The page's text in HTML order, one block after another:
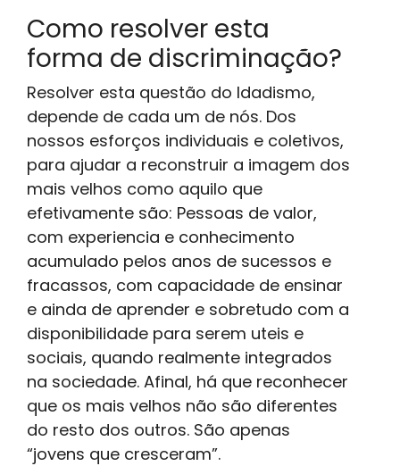
Como resolver esta
forma de discriminação?
Resolver esta questão do Idadismo,
depende de cada um de nós. Dos
nossos esforços individuais e coletivos,
para ajudar a reconstruir a imagem dos
mais velhos como aquilo que
efetivamente são: Pessoas de valor,
com experiencia e conhecimento
acumulado pelos anos de sucessos e
fracassos, com capacidade de ensinar
e ainda de aprender e sobretudo com a
disponibilidade para serem uteis e
sociais, quando realmente integrados
na sociedade. Afinal, há que reconhecer
que os mais velhos não são diferentes
do resto dos outros. São apenas
“jovens que cresceram”.